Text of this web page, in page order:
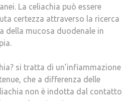
La celiachia può essere
certezza attraverso la ricerca
della mucosa duodenale in
si tratta di un’infiammazione
che a differenza delle
non è indotta dal contatto